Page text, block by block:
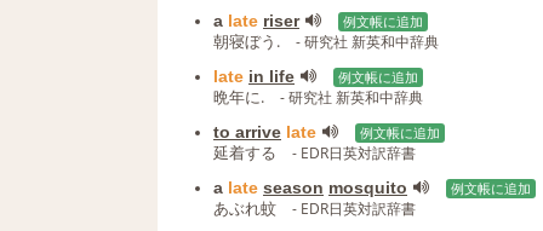
a late riser 例文帳に追加
朝寝ぼう. - 研究社 新英和中辞典
late in life 例文帳に追加
晩年に. - 研究社 新英和中辞典
to arrive late 例文帳に追加
延着する - EDR日英対訳辞書
a late season mosquito 例文帳に追加
あぶれ蚊 - EDR日英対訳辞書